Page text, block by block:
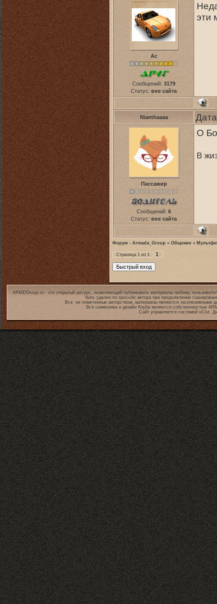
Ас
Сообщений: 3179
Статус: вне сайта
эти
Niamhaaaa
Пассажир
Сообщений: 6
Статус: вне сайта
О
В
Форум - Armada_Group » Общение »
Страница 1 из 1 1
ARMDGroup.ru - это открытый ресурс, позволяющий публиковать материалы любому
быть удален по просьбе автора при предъявлении
Все, не помеченные авторством, материалы являются эксклюзивными
Вся символика и дизайн Клуба являются собственностью
Сайт управляется системой uCoz.